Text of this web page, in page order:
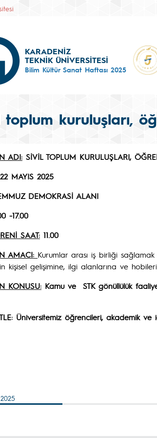
KARADENİZ
TEKNİK ÜNİVERSİTESİ
Bilim Kültür Sanat Haftası 2025
toplum kuruluşları,
ADI: SİVİL TOPLUM KURULUŞLARI,
MAYIS 2025
DEMOKRASİ ALANI
-17.00
SAAT: 11.00
AMACI: Kurumlar arası iş birliği
kişisel gelişimine, ilgi alanlarına ve
KONUSU: Kamu ve STK gönüllülük
Üniversitemiz öğrencileri, akademik ve